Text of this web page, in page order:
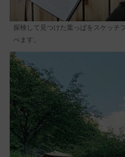
探検して見つけた葉っぱをスケッチ
べます。